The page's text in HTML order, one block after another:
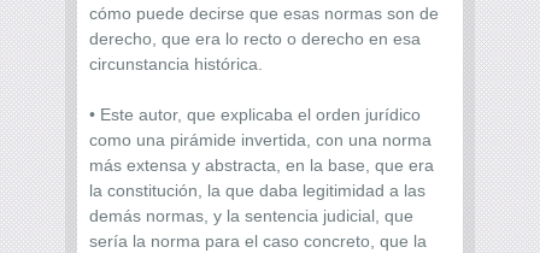
cómo puede decirse que esas normas son de
derecho, que era lo recto o derecho en esa
circunstancia histórica.
• Este autor, que explicaba el orden jurídico
como una pirámide invertida, con una norma
más extensa y abstracta, en la base, que era
la constitución, la que daba legitimidad a las
demás normas, y la sentencia judicial, que
sería la norma para el caso concreto, que la